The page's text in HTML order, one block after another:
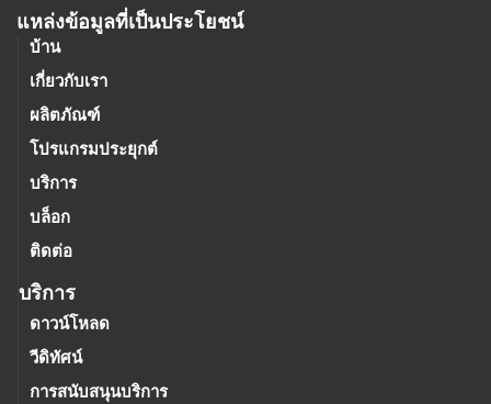
แหล่งข้อมูลที่เป็นประโยชน์
บ้าน
เกี่ยวกับเรา
ผลิตภัณฑ์
โปรแกรมประยุกต์
บริการ
บล็อก
ติดต่อ
บริการ
ดาวน์โหลด
วีดิทัศน์
การสนับสนุนบริการ